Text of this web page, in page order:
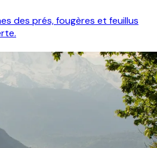
des prés, fougères et feuillus